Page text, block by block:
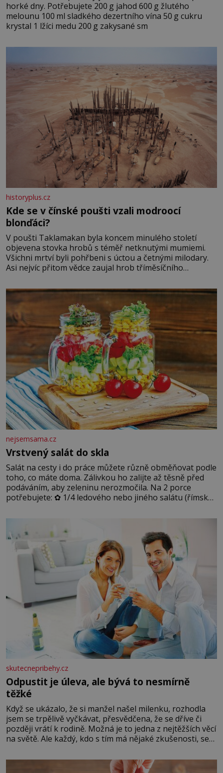
horké dny. Potřebujete 200 g jahod 600 g žlutého
melounu 100 ml sladkého dezertního vína 50 g cukru
krystal 1 lžíci medu 200 g zakysané sm
historyplus.cz
Kde se v čínské poušti vzali modroocí
blonďáci?
V poušti Taklamakan byla koncem minulého století
objevena stovka hrobů s téměř netknutými mumiemi.
Všichni mrtví byli pohřbeni s úctou a četnými milodary.
Asi nejvíc přitom vědce zaujal hrob tříměsíčního
blonďaté vlásky. Fakt, že jsou těla dávných lidí nesmírně
dobře zachovalá, přičítají odborníci zdejším klimatickým
podmínkám. Sucho, prosolené písky a extrémně
nejsemsama.cz
Vrstvený salát do skla
Salát na cesty i do práce můžete různě obměňovat podle
toho, co máte doma. Zálivkou ho zalijte až těsně před
podáváním, aby zeleninu nerozmočila. Na 2 porce
potřebujete: ✿ 1/4 ledového nebo jiného salátu (římský
okurky ✿ 2 rajčata Zálivka: ✿ 4 lžíce olivového oleje ✿ 1
lžíci citronové šťávy ✿ ½ stroužku
skutecnepribehy.cz
Odpustit je úleva, ale bývá to nesmírně
těžké
Když se ukázalo, že si manžel našel milenku, rozhodla
jsem se trpělivě vyčkávat, přesvědčena, že se dříve či
později vrátí k rodině. Možná je to jedna z nejtěžších věcí
na světě. Ale každý, kdo s tím má nějaké zkušenosti, se
Když se ke mně doneslo, že si manžel pořídil milenku,